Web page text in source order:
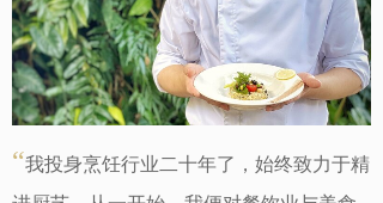
“我投身烹饪行业二十年了，始终致力于精